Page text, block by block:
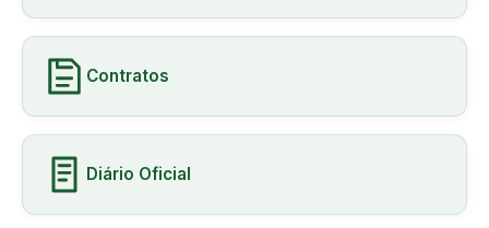
Contratos
Diário Oficial